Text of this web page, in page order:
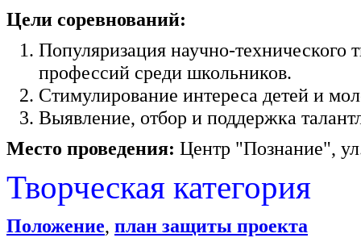
Цели соревнований:
Популяризация научно-
профессий среди школьников.
Стимулирование интереса детей и
Выявление, отбор и поддержка
Место проведения: Центр "Познание",
Творческая категория
Положение, план защиты проекта